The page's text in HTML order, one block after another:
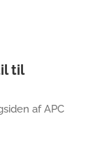
til
af APC